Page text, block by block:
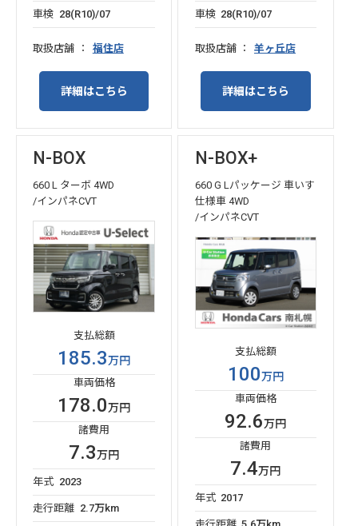
車検 28(R10)/07
取扱店舗 福住店
詳細はこちら
車検 28(R10)/07
取扱店舗 羊ヶ丘店
詳細はこちら
N-BOX
660 L ターボ 4WD
/インパネCVT
支払総額
185.3万円
車両価格
178.0万円
諸費用
7.3万円
年式 2023
走行距離 2.7万km
N-BOX+
660 G Lパッケージ 車いす
仕様車 4WD
/インパネCVT
支払総額
100万円
車両価格
92.6万円
諸費用
7.4万円
年式 2017